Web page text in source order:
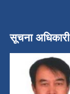
सूचना अधिकारी